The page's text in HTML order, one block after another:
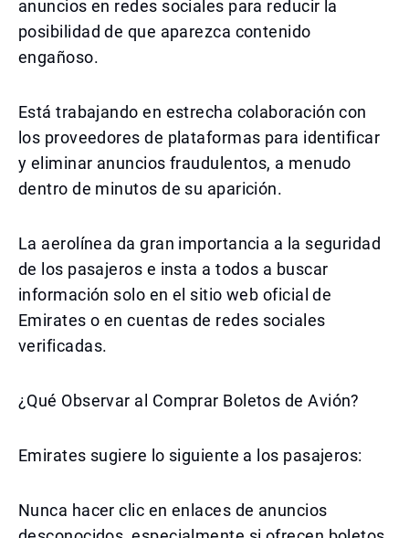
anuncios en redes sociales para reducir la
posibilidad de que aparezca contenido
engañoso.
Está trabajando en estrecha colaboración con
los proveedores de plataformas para identificar
y eliminar anuncios fraudulentos, a menudo
dentro de minutos de su aparición.
La aerolínea da gran importancia a la seguridad
de los pasajeros e insta a todos a buscar
información solo en el sitio web oficial de
Emirates o en cuentas de redes sociales
verificadas.
¿Qué Observar al Comprar Boletos de Avión?
Emirates sugiere lo siguiente a los pasajeros:
Nunca hacer clic en enlaces de anuncios